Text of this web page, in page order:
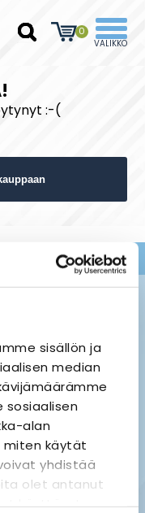
sisällön ja
median
sosiaalisen
alan
miten käytät
yhdistää
olet antanut
käyttänyt
0
:-(
›
›
›